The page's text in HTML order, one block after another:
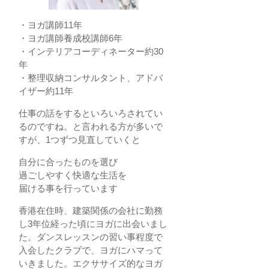
・ヨガ講師11年
・ヨガ講師養成校講師6年
・インテリアコーディネーター約30
年
・整理収納コンサルタント、アドバ
イザー約11年
仕事の話をするといろいろされてい
るのですね。と言われる方が多いで
すが、1つずつ見直していくと
自分に合ったものを選び
過ごしやすく快適な生活を
届ける事を行っています
香港在住時、建築関係の会社に勤務
し3年位経った頃にヨガに出会いまし
た。ダンスレッスンの習い事程度で
入会したクラブで、ヨガにハマって
いきました。エクササイズ的なヨガ